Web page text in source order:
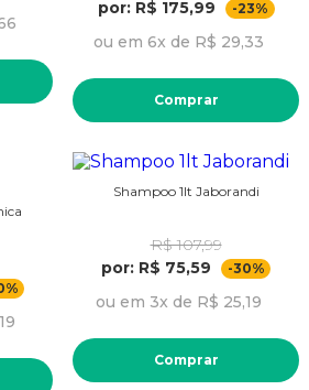
por: R$ 175,99 -23%
ou em 6x de R$ 29,33
Comprar
Shampoo 1lt Jaborandi
R$ 107,99
por: R$ 75,59
-30%
ou em 3x de R$ 25,19
Comprar